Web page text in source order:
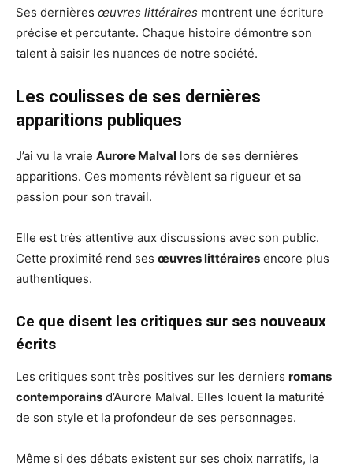
Ses dernières œuvres littéraires montrent une écriture
précise et percutante. Chaque histoire démontre son
talent à saisir les nuances de notre société.
Les coulisses de ses dernières
apparitions publiques
J’ai vu la vraie Aurore Malval lors de ses dernières
apparitions. Ces moments révèlent sa rigueur et sa
passion pour son travail.
Elle est très attentive aux discussions avec son public.
Cette proximité rend ses œuvres littéraires encore plus
authentiques.
Ce que disent les critiques sur ses nouveaux
écrits
Les critiques sont très positives sur les derniers romans
contemporains d’Aurore Malval. Elles louent la maturité
de son style et la profondeur de ses personnages.
Même si des débats existent sur ses choix narratifs, la